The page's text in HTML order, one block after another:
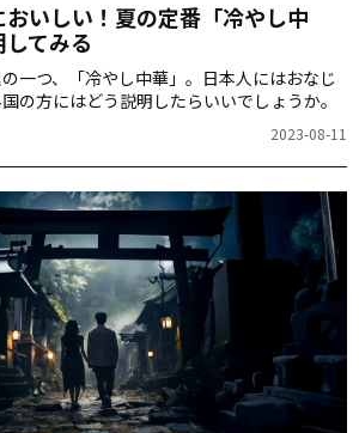
いしい！夏の定番「冷やし中
てみる
一つ、「冷やし中華」。日本人にはおなじ
の方にはどう説明したらいいでしょうか。
2023-08-11